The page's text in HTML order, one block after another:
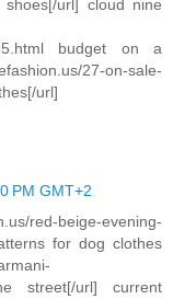
shoes[/url] cloud nine
budget on a
27-on-sale-
url]
PM GMT+2
red-beige-evening-
for dog clothes
street[/url] current